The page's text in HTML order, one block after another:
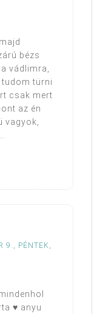
bézs
vádlimra,
türni
csak mert
az én
vagyok,
9., PÉNTEK,
♥ anyu